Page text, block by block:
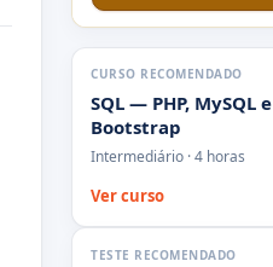
CURSO RECOMENDADO
SQL — PHP, MySQL e
Bootstrap
Intermediário · 4 horas
Ver curso
TESTE RECOMENDADO